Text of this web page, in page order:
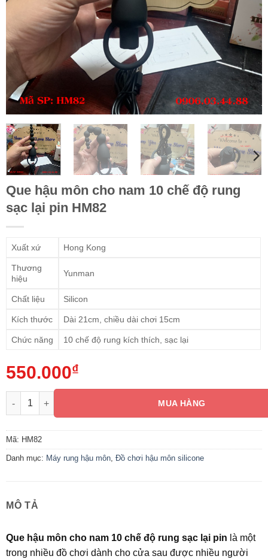
Que hậu môn cho nam 10 chế độ rung
sạc lại pin HM82
Xuất xứ Hong Kong
Thương
hiệu
Yunman
Chất liệu Silicon
Kích thước Dài 21cm, chiều dài chơi 15cm
Chức năng 10 chế độ rung kích thích, sạc lại
550.000₫
Que hậu môn cho nam 10 chế độ rung sạc lại pin HM82 số
MUA HÀNG
Mã: HM82
Danh mục: Máy rung hậu môn, Đồ chơi hậu môn silicone
MÔ TẢ
Que hậu môn cho nam 10 chế độ rung sạc lại pin là một
trong nhiều đồ chơi dành cho cửa sau được nhiều người